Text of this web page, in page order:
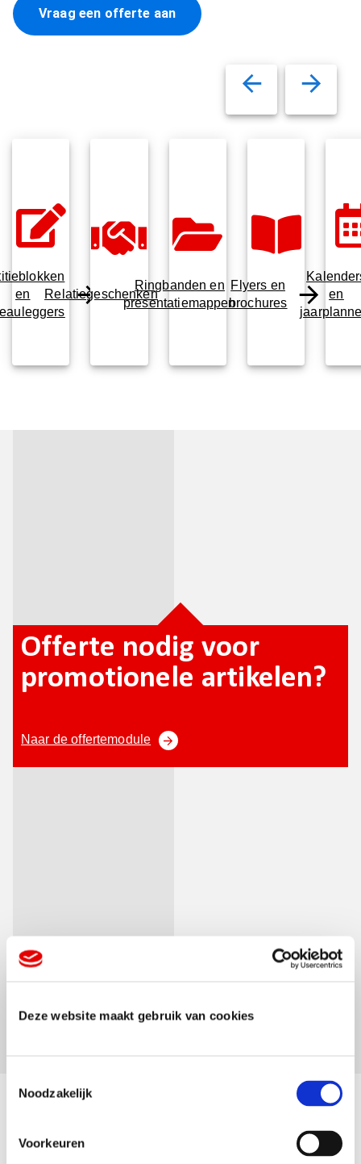
Deze website maakt gebruik van cookies
Noodzakelijk
Voorkeuren
Vraag een offerte aan
en
Relatiegeschenken
Ringbanden en
presentatiemappen
Flyers en
brochures
en
Offerte nodig voor
promotionele artikelen?
Naar de offertemodule